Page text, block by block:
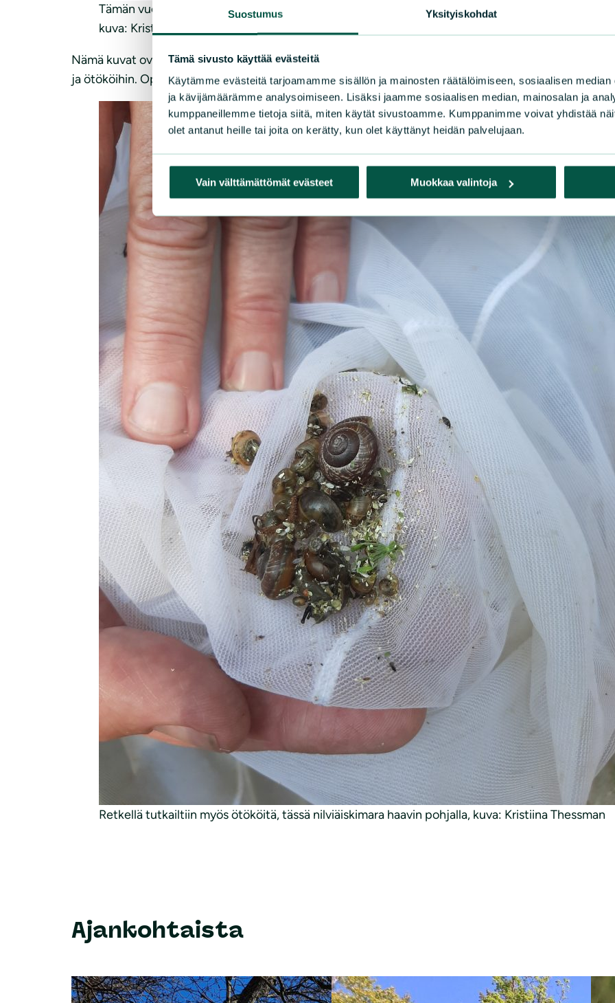
Suostumus Yksityiskohdat
Tämä sivusto käyttää evästeitä
Käytämme evästeitä tarjoamamme sisällön ja mainosten räätälöimiseen, sosiaalisen
ja kävijämäärämme analysoimiseen. Lisäksi jaamme sosiaalisen median, mainosalan ja
kumppaneillemme tietoja siitä, miten käytät sivustoamme. Kumppanimme voivat yhdistää
olet antanut heille tai joita on kerätty, kun olet käyttänyt heidän palvelujaan.
Vain välttämättömät evästeet Muokkaa valintoja
Tämän vuoden teemalaji on keltakurjenmiekka ( Iris pseudacorus), Suomen
kuva: Kristiina Thessman
Nämä kuvat ovat Keravan ympäristönsuojeluyhdistyksen järjestämältä retkeltä Sompion lammelle,
ja ötököihin. Oppaina toimi biologipariskuntaLeena ja Heikki Luoto.
Retkellä tutkailtiin myös ötököitä, tässä nilviäiskimara haavin pohjalla, kuva: Kristiina Thessman
Ajankohtaista